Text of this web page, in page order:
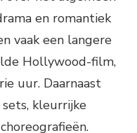
en romantiek
vaak een langere
Hollywood-film,
uur. Daarnaast
kleurrijke